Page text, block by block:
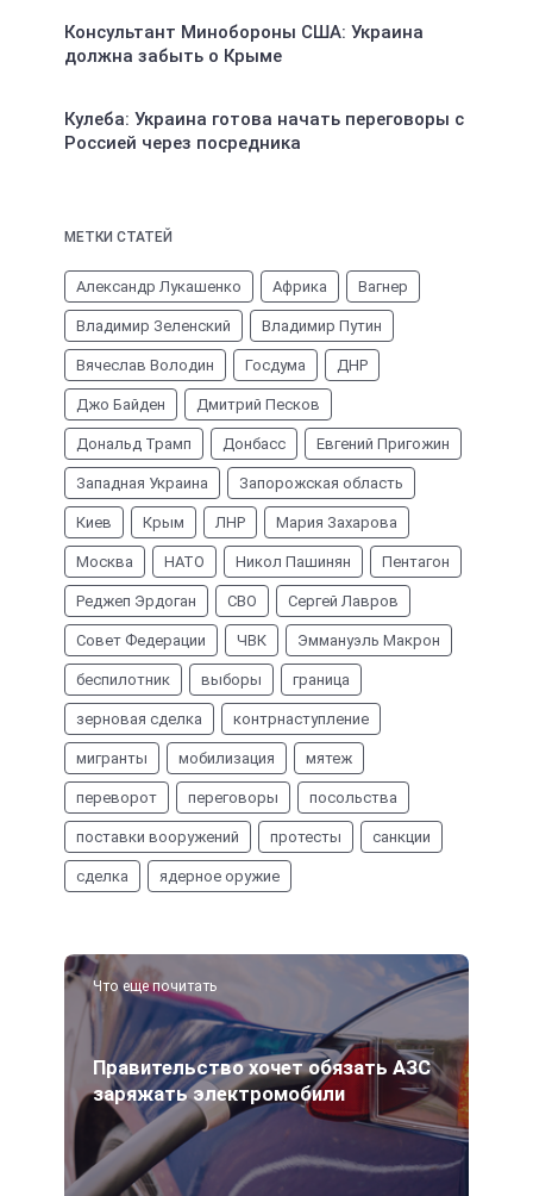
Консультант Минобороны США: Украина
должна забыть о Крыме
Кулеба: Украина готова начать переговоры с
Россией через посредника
МЕТКИ СТАТЕЙ
Александр Лукашенко Африка Вагнер
Владимир Зеленский Владимир Путин
Вячеслав Володин Госдума ДНР
Джо Байден Дмитрий Песков
Дональд Трамп Донбасс Евгений Пригожин
Западная Украина Запорожская область
Киев Крым ЛНР Мария Захарова
Москва НАТО Никол Пашинян Пентагон
Реджеп Эрдоган СВО Сергей Лавров
Совет Федерации ЧВК Эммануэль Макрон
беспилотник выборы граница
зерновая сделка контрнаступление
мигранты мобилизация мятеж
переворот переговоры посольства
поставки вооружений протесты санкции
сделка ядерное оружие
Что еще почитать
Правительство хочет обязать АЗС
заряжать электромобили